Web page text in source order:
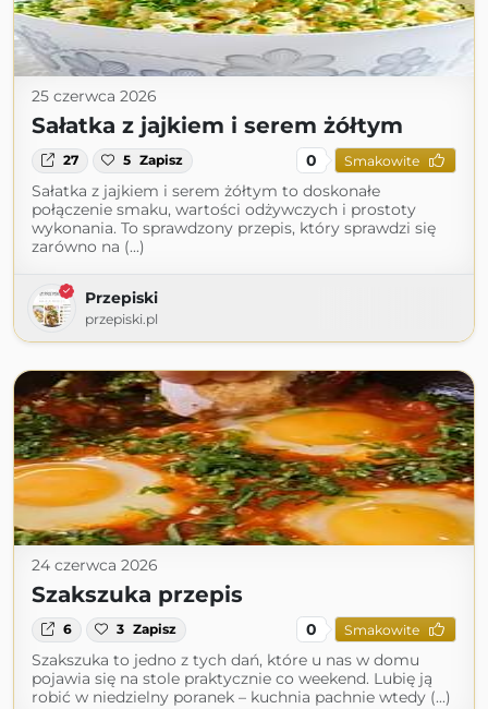
25 czerwca 2026
Sałatka z jajkiem i serem żółtym
27 5 Zapisz 0 Smakowite
Sałatka z jajkiem i serem żółtym to doskonałe
połączenie smaku, wartości odżywczych i prostoty
wykonania. To sprawdzony przepis, który sprawdzi się
zarówno na (...)
Przepiski
przepiski.pl
24 czerwca 2026
Szakszuka przepis
6 3 Zapisz 0 Smakowite
Szakszuka to jedno z tych dań, które u nas w domu
pojawia się na stole praktycznie co weekend. Lubię ją
robić w niedzielny poranek – kuchnia pachnie wtedy (...)